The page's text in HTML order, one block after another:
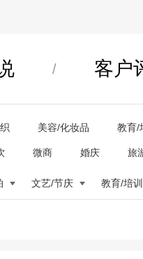
/ 客户
美容/化妆品 教育/
微商 婚庆 旅
文艺/节庆 教育/培训